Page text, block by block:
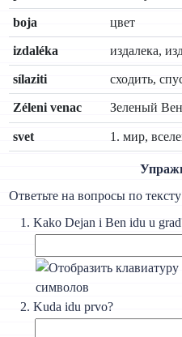
boja цвет
izdaléka издалека,
sílaziti сходить,
Zéleni venac Зеленый
svet 1. мир,
Ответьте на вопросы по
Kako Dejan i Ben idu u
Kuda idu prvo?